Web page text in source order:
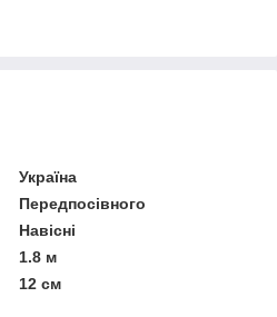
Україна
Передпосівного
Навісні
1.8 м
12 см